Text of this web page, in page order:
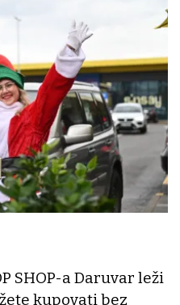
SHOP-a Daruvar leži
kupovati bez